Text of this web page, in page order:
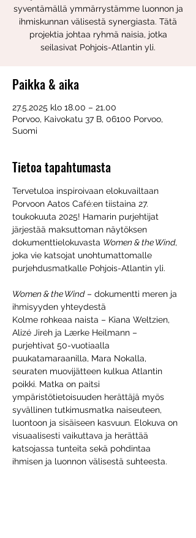
syventämällä ymmärrystämme luonnon ja
ihmiskunnan välisestä synergiasta. Tätä
projektia johtaa ryhmä naisia, jotka
seilasivat Pohjois-Atlantin yli.
Paikka & aika
27.5.2025 klo 18.00 – 21.00
Porvoo, Kaivokatu 37 B, 06100 Porvoo,
Suomi
Tietoa tapahtumasta
Tervetuloa inspiroivaan elokuvailtaan
Porvoon Aatos Café:en tiistaina 27.
toukokuuta 2025! Hamarin purjehtijat
järjestää maksuttoman näytöksen
dokumenttielokuvasta Women & the Wind,
joka vie katsojat unohtumattomalle
purjehdusmatkalle Pohjois-Atlantin yli.​
Women & the Wind – dokumentti meren ja
ihmisyyden yhteydestä
Kolme rohkeaa naista – Kiana Weltzien,
Alizé Jireh ja Lærke Heilmann –
purjehtivat 50-vuotiaalla
puukatamaraanilla, Mara Nokalla,
seuraten muovijätteen kulkua Atlantin
poikki. Matka on paitsi
ympäristötietoisuuden herättäjä myös
syvällinen tutkimusmatka naiseuteen,
luontoon ja sisäiseen kasvuun. Elokuva on
visuaalisesti vaikuttava ja herättää
katsojassa tunteita sekä pohdintaa
ihmisen ja luonnon välisestä suhteesta.